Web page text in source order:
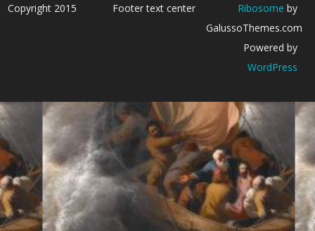
Copyright 2015 Footer text center Ribosome by
GalussoThemes.com
Powered by
WordPress